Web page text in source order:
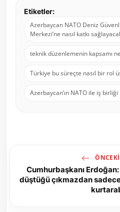
Etiketler:
Azerbaycan NATO Deniz
Merkezi’ne nasıl katkı
teknik düzenlemenin kapsamı
Türkiye bu süreçte nasıl bir rol
Azerbaycan’ın NATO ile iş
Cumhurbaşkanı
düştüğü çıkmazdan